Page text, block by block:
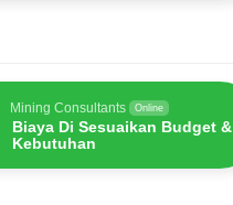
Mining Consultants Online
Biaya Di Sesuaikan Budget &
Kebutuhan